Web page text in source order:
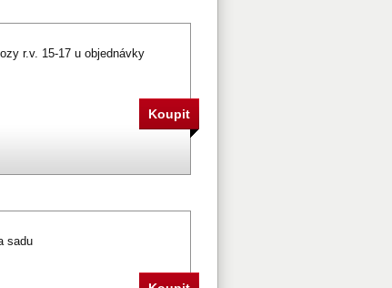
r.v. 15-17 u objednávky
za sadu